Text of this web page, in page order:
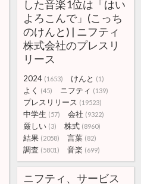
した音楽1位は「はい
よろこんで」(こっち
のけんと) | ニフティ
株式会社のプレスリ
リース
2024 (1653) けんと (1)
よく (45) ニフティ (139)
プレスリリース (19523)
中学生 (57) 会社 (9322)
厳しい (3) 株式 (8960)
結果 (2058) 言葉 (82)
調査 (5801) 音楽 (699)
ニフティ、サービス